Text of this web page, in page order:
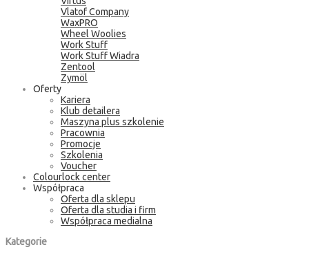
Vlatof Company
WaxPRO
Wheel Woolies
Work Stuff
Work Stuff Wiadra
Zentool
Zymöl
Oferty
Kariera
Klub detailera
Maszyna plus szkolenie
Pracownia
Promocje
Szkolenia
Voucher
Colourlock center
Współpraca
Oferta dla sklepu
Oferta dla studia i firm
Współpraca medialna
Kategorie